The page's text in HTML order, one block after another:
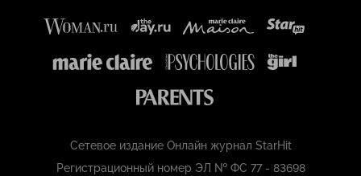
Сетевое издание Онлайн журнал StarHit
Регистрационный номер ЭЛ № ФС 77 - 83698